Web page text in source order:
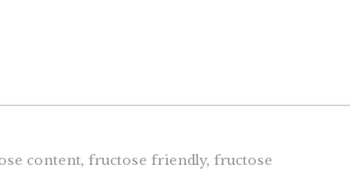
content, fructose friendly, fructose